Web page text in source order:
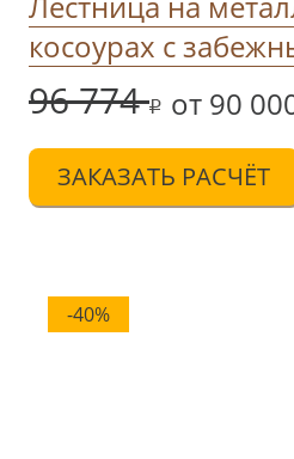
косоурах c
96 774 от 90
ЗАКАЗАТЬ РАСЧЁТ
-40%